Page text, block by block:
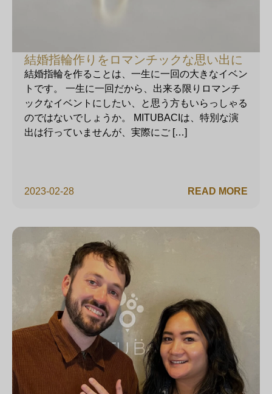
結婚指輪作りをロマンチックな思い出に
2023-02-28
結婚指輪を作ることは、一生に一回の大きなイベン
トです。 一生に一回だから、出来る限りロマンチ
ックなイベントにしたい、と思う方もいらっしゃる
のではないでしょうか。 MITUBACIは、特別な演
出は行っていませんが、実際にご […]
READ MORE